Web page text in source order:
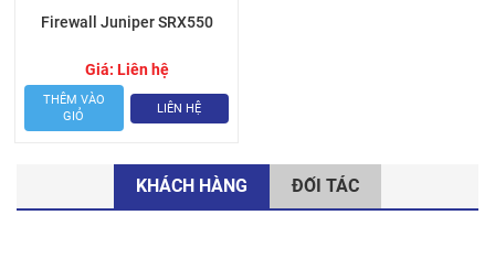
Firewall Juniper SRX550
Giá: Liên hệ
THÊM VÀO
GIỎ
LIÊN HỆ
KHÁCH HÀNG ĐỐI TÁC